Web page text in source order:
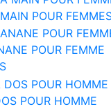
POUR
POUR FEMME
POUR HOMME